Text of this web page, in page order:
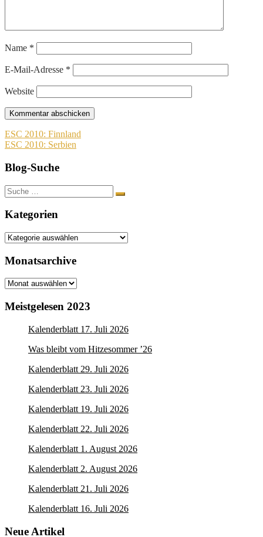
Name *
E-Mail-Adresse *
Website
Beitragsnavigation
ESC 2010: Finnland
ESC 2010: Serbien
Blog-Suche
Suche
nach:
Kategorien
Kategorien
Monatsarchive
Monatsarchive
Meistgelesen 2023
Kalenderblatt 17. Juli 2026
Was bleibt vom Hitzesommer ’26
Kalenderblatt 29. Juli 2026
Kalenderblatt 23. Juli 2026
Kalenderblatt 19. Juli 2026
Kalenderblatt 22. Juli 2026
Kalenderblatt 1. August 2026
Kalenderblatt 2. August 2026
Kalenderblatt 21. Juli 2026
Kalenderblatt 16. Juli 2026
Neue Artikel